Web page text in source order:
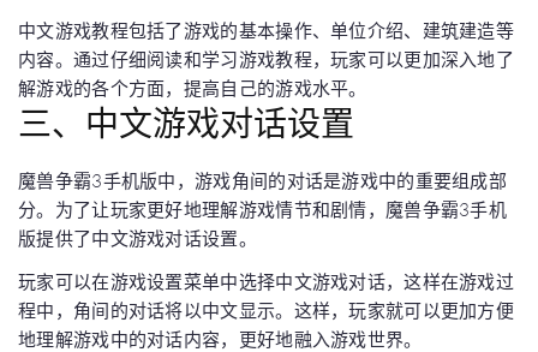
中文游戏教程包括了游戏的基本操作、单位介绍、建筑建造等
内容。通过仔细阅读和学习游戏教程，玩家可以更加深入地了
解游戏的各个方面，提高自己的游戏水平。
三、中文游戏对话设置
魔兽争霸3手机版中，游戏角间的对话是游戏中的重要组成部
分。为了让玩家更好地理解游戏情节和剧情，魔兽争霸3手机
版提供了中文游戏对话设置。
玩家可以在游戏设置菜单中选择中文游戏对话，这样在游戏过
程中，角间的对话将以中文显示。这样，玩家就可以更加方便
地理解游戏中的对话内容，更好地融入游戏世界。